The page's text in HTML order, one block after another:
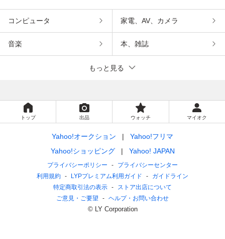
コンピュータ 家電、AV、カメラ
音楽 本、雑誌
もっと見る
トップ 出品 ウォッチ マイオク
Yahoo!オークション
Yahoo!フリマ
Yahoo!ショッピング
Yahoo! JAPAN
プライバシーポリシー
プライバシーセンター
利用規約
LYPプレミアム利用ガイド
ガイドライン
特定商取引法の表示
ストア出店について
ご意見・ご要望
ヘルプ・お問い合わせ
© LY Corporation